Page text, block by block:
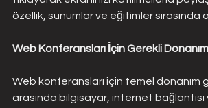
özellik, sunumlar ve eğitimler sırasında
Web Konferansları İçin Gerekli
Web konferansları için temel donanım
arasında bilgisayar, internet bağlantısı